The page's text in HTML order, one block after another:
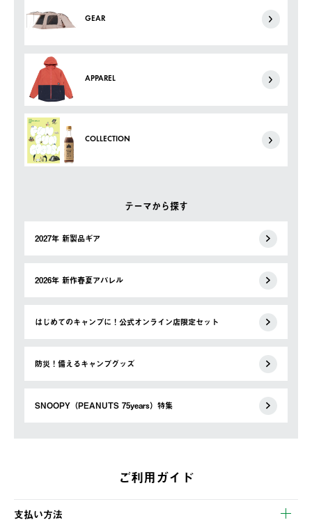
GEAR
APPAREL
COLLECTION
テーマから探す
2027年 新製品ギア
2026年 新作春夏アパレル
はじめてのキャンプに！公式オンライン店限定セット
防災！備えるキャンプグッズ
SNOOPY（PEANUTS 75years）特集
ご利用ガイド
支払い方法